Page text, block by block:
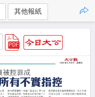
其他報紙